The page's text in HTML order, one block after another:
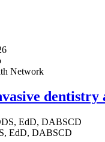
dentistry
EdD, DABSCD